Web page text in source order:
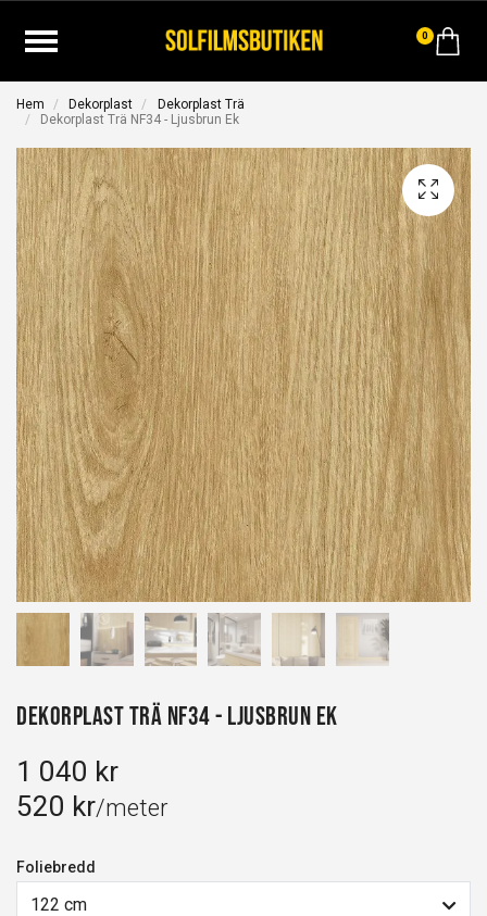
0
Hem Dekorplast
Dekorplast Trä
Dekorplast Trä NF34 - Ljusbrun Ek
Dekorplast Trä NF34 - Ljusbrun Ek
1 040 kr
520 kr/meter
Foliebredd
122 cm